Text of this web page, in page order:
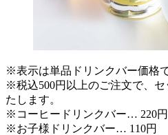
※表示は単品ドリンクバー価格で
※税込500円以上のご注文で、
たします。
※コーヒードリンクバー… 220円
※お子様ドリンクバー… 110円